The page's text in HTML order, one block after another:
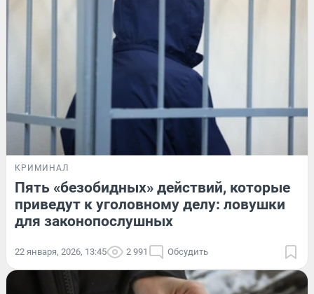
КРИМИНАЛ
Пять «безобидных» действий, которые
приведут к уголовному делу: ловушки
для законопослушных
22 января, 2026, 13:45 2 991 Обсудить